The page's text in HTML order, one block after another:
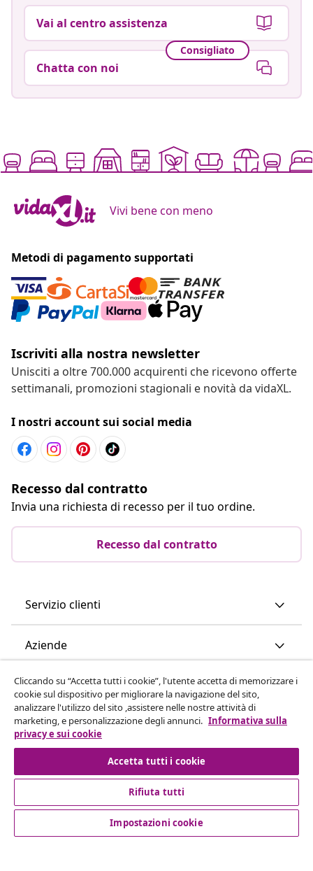
Vai al centro assistenza
Consigliato
Chatta con noi
Vivi bene con meno
Metodi di pagamento supportati
Iscriviti alla nostra newsletter
Unisciti a oltre 700.000 acquirenti che ricevono offerte
settimanali, promozioni stagionali e novità da vidaXL.
I nostri account sui social media
Recesso dal contratto
Invia una richiesta di recesso per il tuo ordine.
Recesso dal contratto
Servizio clienti
Aziende
vidaXL
Scopri di più
© 2008-2026 vidaXL www.vidaxl.it è un negozio online di
Cliccando su “Accetta tutti i cookie”, l'utente accetta di memorizzare i
cookie sul dispositivo per migliorare la navigazione del sito,
analizzare l'utilizzo del sito ,assistere nelle nostre attività di
marketing, e personalizzazione degli annunci. Informativa sulla
privacy e sui cookie
Accetta tutti i cookie
Rifiuta tutti
Impostazioni cookie